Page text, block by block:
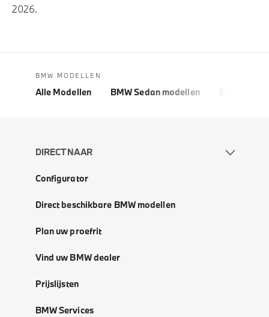
2026.
BMW MODELLEN
Alle Modellen BMW Sedan modellen
DIRECT NAAR
Configurator
Direct beschikbare BMW modellen
Plan uw proefrit
Vind uw BMW dealer
Prijslijsten
BMW Services